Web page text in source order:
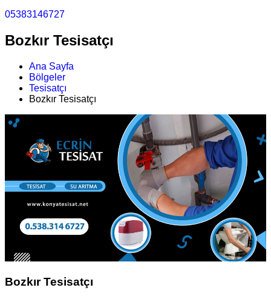
05383146727
Bozkır Tesisatçı
Ana Sayfa
Bölgeler
Tesisatçı
Bozkır Tesisatçı
Bozkır Tesisatçı